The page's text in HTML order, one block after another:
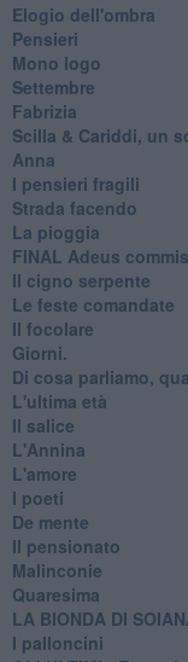
Elogio dell'ombra
Pensieri
Mono logo
Settembre
Fabrizia
​Scilla & Cariddi, un
Anna
I pensieri fragili
Strada facendo
La pioggia
FINAL Adeus
Il cigno serpente
Le feste comandate
Il focolare
Giorni.
Di cosa parliamo,
L'ultima età
Il salice
L'Annina
L'amore
I poeti
De mente
Il pensionato
Malinconie
Quaresima
LA BIONDA DI
I palloncini